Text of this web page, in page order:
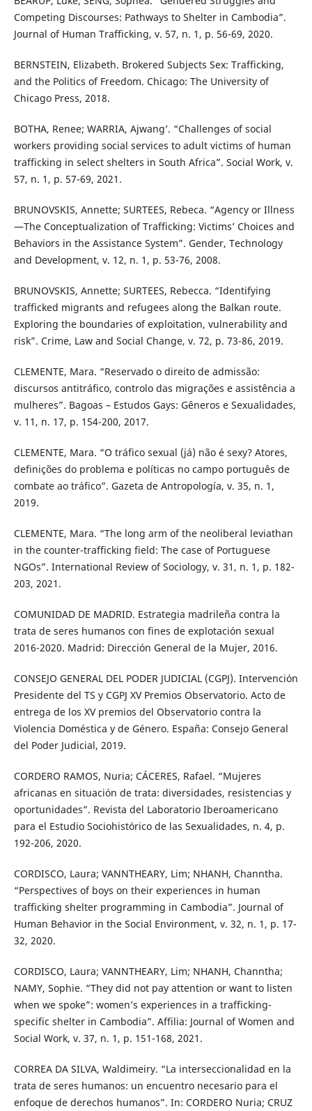
Competing Discourses: Pathways to Shelter in Cambodia”.
Journal of Human Trafficking, v. 57, n. 1, p. 56-69, 2020.
BERNSTEIN, Elizabeth. Brokered Subjects Sex: Trafficking,
and the Politics of Freedom. Chicago: The University of
Chicago Press, 2018.
BOTHA, Renee; WARRIA, Ajwang’. “Challenges of social
workers providing social services to adult victims of human
trafficking in select shelters in South Africa”. Social Work, v.
57, n. 1, p. 57-69, 2021.
BRUNOVSKIS, Annette; SURTEES, Rebeca. “Agency or Illness
—The Conceptualization of Trafficking: Victims’ Choices and
Behaviors in the Assistance System”. Gender, Technology
and Development, v. 12, n. 1, p. 53-76, 2008.
BRUNOVSKIS, Annette; SURTEES, Rebecca. “Identifying
trafficked migrants and refugees along the Balkan route.
Exploring the boundaries of exploitation, vulnerability and
risk”. Crime, Law and Social Change, v. 72, p. 73-86, 2019.
CLEMENTE, Mara. “Reservado o direito de admissão:
discursos antitráfico, controlo das migrações e assistência a
mulheres”. Bagoas – Estudos Gays: Gêneros e Sexualidades,
v. 11, n. 17, p. 154-200, 2017.
CLEMENTE, Mara. “O tráfico sexual (já) não é sexy? Atores,
definições do problema e políticas no campo português de
combate ao tráfico”. Gazeta de Antropología, v. 35, n. 1,
2019.
CLEMENTE, Mara. “The long arm of the neoliberal leviathan
in the counter-trafficking field: The case of Portuguese
NGOs”. International Review of Sociology, v. 31, n. 1, p. 182-
203, 2021.
COMUNIDAD DE MADRID. Estrategia madrileña contra la
trata de seres humanos con fines de explotación sexual
2016-2020. Madrid: Dirección General de la Mujer, 2016.
CONSEJO GENERAL DEL PODER JUDICIAL (CGPJ). Intervención
Presidente del TS y CGPJ XV Premios Observatorio. Acto de
entrega de los XV premios del Observatorio contra la
Violencia Doméstica y de Género. España: Consejo General
del Poder Judicial, 2019.
CORDERO RAMOS, Nuria; CÁCERES, Rafael. “Mujeres
africanas en situación de trata: diversidades, resistencias y
oportunidades”. Revista del Laboratorio Iberoamericano
para el Estudio Sociohistórico de las Sexualidades, n. 4, p.
192-206, 2020.
CORDISCO, Laura; VANNTHEARY, Lim; NHANH, Channtha.
“Perspectives of boys on their experiences in human
trafficking shelter programming in Cambodia”. Journal of
Human Behavior in the Social Environment, v. 32, n. 1, p. 17-
32, 2020.
CORDISCO, Laura; VANNTHEARY, Lim; NHANH, Channtha;
NAMY, Sophie. “They did not pay attention or want to listen
when we spoke”: women’s experiences in a trafficking-
specific shelter in Cambodia”. Affilia: Journal of Women and
Social Work, v. 37, n. 1, p. 151-168, 2021.
CORREA DA SILVA, Waldimeiry. “La interseccionalidad en la
trata de seres humanos: un encuentro necesario para el
enfoque de derechos humanos”. In: CORDERO Nuria; CRUZ